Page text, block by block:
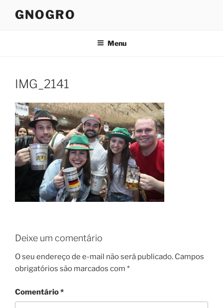
GNOGRO
Menu
IMG_2141
Deixe um comentário
O seu endereço de e-mail não será publicado. Campos
obrigatórios são marcados com *
Comentário*